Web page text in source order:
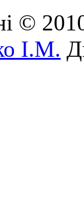
©
І.М.